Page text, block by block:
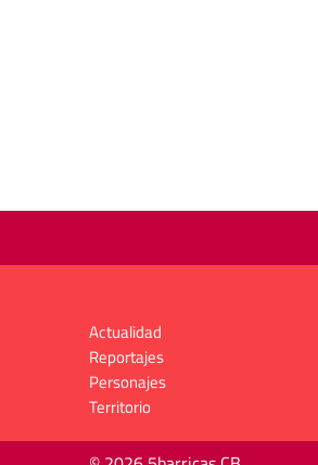
Actualidad
Reportajes
Personajes
Territorio